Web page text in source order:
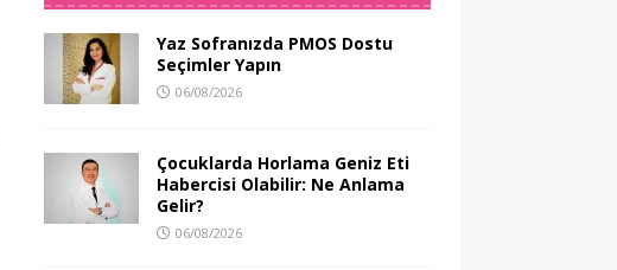
Yaz Sofranızda PMOS Dostu
Seçimler Yapın
06/08/2026
Çocuklarda Horlama Geniz Eti
Habercisi Olabilir: Ne Anlama
Gelir?
06/08/2026